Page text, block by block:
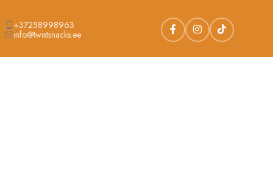
+37258998963
info@twistsnacks.ee